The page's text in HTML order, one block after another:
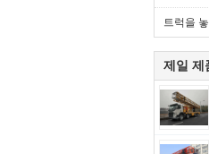
트럭을
제일 제